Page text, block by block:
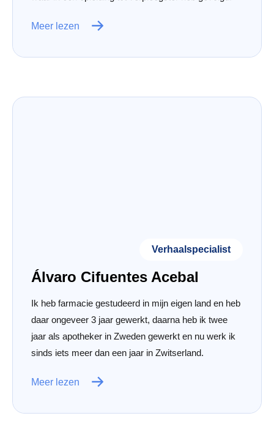
Meer lezen
Verhaalspecialist
Álvaro Cifuentes Acebal
Ik heb farmacie gestudeerd in mijn eigen land en heb
daar ongeveer 3 jaar gewerkt, daarna heb ik twee
jaar als apotheker in Zweden gewerkt en nu werk ik
sinds iets meer dan een jaar in Zwitserland.
Meer lezen